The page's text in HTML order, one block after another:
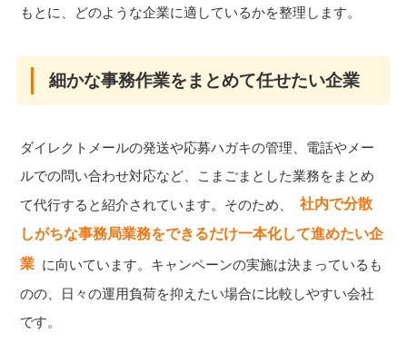
もとに、どのような企業に適しているかを整理します。
細かな事務作業をまとめて任せたい企業
ダイレクトメールの発送や応募ハガキの管理、電話やメー
ルでの問い合わせ対応など、こまごまとした業務をまとめ
て代行すると紹介されています。そのため、
社内で分散
しがちな事務局業務をできるだけ一本化して進めたい企
業 に向いています。キャンペーンの実施は決まっているも
のの、日々の運用負荷を抑えたい場合に比較しやすい会社
です。